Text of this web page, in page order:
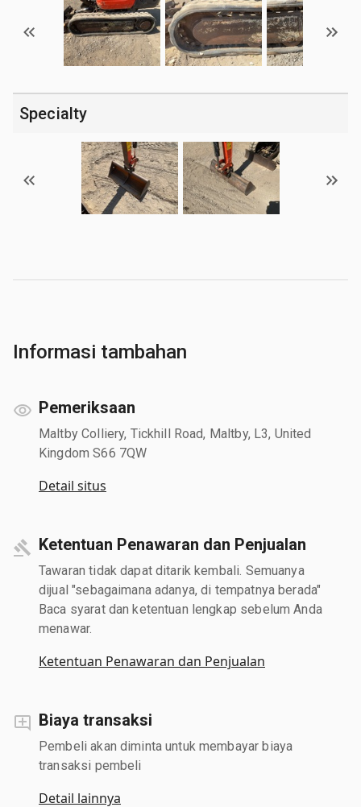
Specialty
Informasi tambahan
Pemeriksaan
Maltby Colliery, Tickhill Road, Maltby, L3, United
Kingdom S66 7QW
Detail situs
Ketentuan Penawaran dan Penjualan
Tawaran tidak dapat ditarik kembali. Semuanya
dijual "sebagaimana adanya, di tempatnya berada"
Baca syarat dan ketentuan lengkap sebelum Anda
menawar.
Ketentuan Penawaran dan Penjualan
Biaya transaksi
Pembeli akan diminta untuk membayar biaya
transaksi pembeli
Detail lainnya